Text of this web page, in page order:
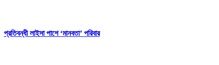
প্রতিবন্ধী লাইসা পাশে ‘মানবতা’ পরিবার